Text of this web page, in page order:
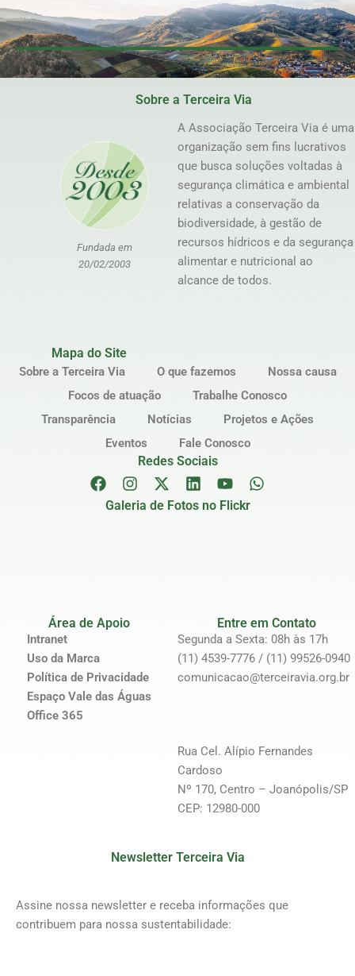
Sobre a Terceira Via
Fundada em
20/02/2003
A Associação Terceira Via é uma
organização sem fins lucrativos
que busca soluções voltadas à
segurança climática e ambiental
relativas a conservação da
biodiversidade, à gestão de
recursos hídricos e da segurança
alimentar e nutricional ao
alcance de todos.
Mapa do Site
Sobre a Terceira Via O que fazemos
Nossa causa
Focos de atuação
Trabalhe Conosco
Transparência
Notícias
Projetos e Ações
Eventos
Fale Conosco
Redes Sociais
Galeria de Fotos no Flickr
Área de Apoio
Intranet
Uso da Marca
Política de Privacidade
Espaço Vale das Águas
Office 365
Entre em Contato
Segunda a Sexta: 08h às 17h
(11) 4539-7776 / (11) 99526-0940
comunicacao@terceiravia.org.br
Rua Cel. Alípio Fernandes
Cardoso
Nº 170, Centro – Joanópolis/SP
CEP: 12980-000
Newsletter Terceira Via
Assine nossa newsletter e receba informações que
contribuem para nossa sustentabilidade: